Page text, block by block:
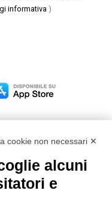
informativa )
controllo – D. lgs.
cookie non necessari ✕
alcuni
e